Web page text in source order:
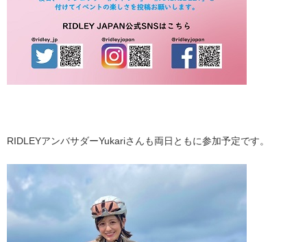
RIDLEYアンバサダーYukariさんも両日ともに参加予定です。